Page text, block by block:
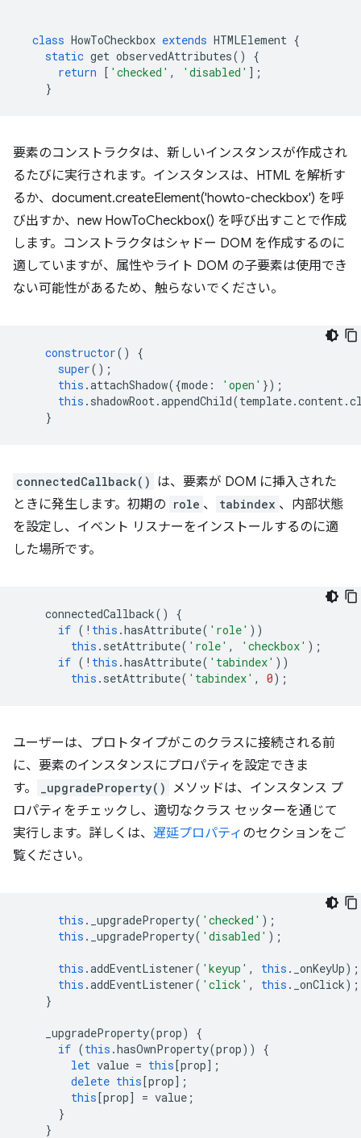
class HowToCheckbox extends HTMLElement {
static get observedAttributes()
{
return [ 'checked' , 'disabled' ];
}
要素のコンストラクタは、新しいインスタンスが作成され
るたびに実行されます。インスタンスは、HTML を解析す
るか、document.createElement('howto-checkbox') を呼
び出すか、new HowToCheckbox() を呼び出すことで作成
します。コンストラクタはシャドー DOM を作成するのに
適していますが、属性やライト DOM の子要素は使用でき
ない可能性があるため、触らないでください。
constructor()
{
super();
this .attachShadow({mode : 'open' });
this . shadowRoot.appendChild(template.content.
}
connectedCallback() は、要素が DOM に挿入された
ときに発生します。初期の role 、 tabindex 、内部状態
を設定し、イベント リスナーをインストールするのに適
した場所です。
connectedCallback()
{
if ( ! this .hasAttribute( 'role' ))
this . setAttribute( 'role' , 'checkbox' );
if ( ! this .hasAttribute( 'tabindex' ))
this . setAttribute( 'tabindex' , 0);
ユーザーは、プロトタイプがこのクラスに接続される前
に、要素のインスタンスにプロパティを設定できま
す。
_upgradeProperty()
メソッドは、インスタンス プ
ロパティをチェックし、適切なクラス セッターを通じて
実行します。詳しくは、 遅延プロパティ のセクションをご
覧ください。
this . _upgradeProperty( 'checked' );
this . _upgradeProperty( 'disabled' );
this .addEventListener( 'keyup' , this . _onKeyUp);
this .addEventListener( 'click' , this . _onClick);
}
_upgradeProperty(prop)
{
if (this .hasOwnProperty(prop))
{
let value = this[prop];
delete this[prop];
this[prop] = value ;
}
}